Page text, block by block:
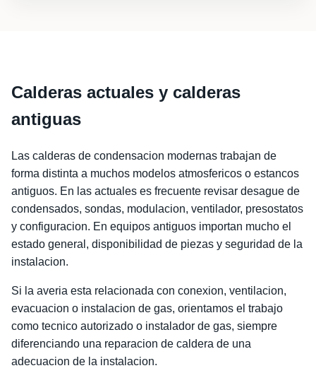
Calderas actuales y calderas
antiguas
Las calderas de condensacion modernas trabajan de
forma distinta a muchos modelos atmosfericos o estancos
antiguos. En las actuales es frecuente revisar desague de
condensados, sondas, modulacion, ventilador, presostatos
y configuracion. En equipos antiguos importan mucho el
estado general, disponibilidad de piezas y seguridad de la
instalacion.
Si la averia esta relacionada con conexion, ventilacion,
evacuacion o instalacion de gas, orientamos el trabajo
como tecnico autorizado o instalador de gas, siempre
diferenciando una reparacion de caldera de una
adecuacion de la instalacion.